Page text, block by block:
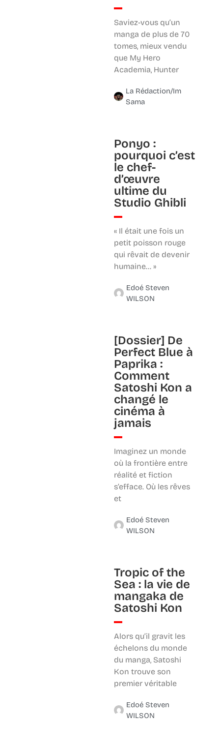
Saviez-vous qu’un
manga de plus de 70
tomes, mieux vendu
que My Hero
Academia, Hunter
La Rédaction/Im
Sama
Ponyo :
pourquoi c’est
le chef-
d’œuvre
ultime du
Studio Ghibli
« Il était une fois un
petit poisson rouge
qui rêvait de devenir
humaine… »
Edoé Steven
WILSON
[Dossier] De
Perfect Blue à
Paprika :
Comment
Satoshi Kon a
changé le
cinéma à
jamais
Imaginez un monde
où la frontière entre
réalité et fiction
s’efface. Où les rêves
et
Edoé Steven
WILSON
Tropic of the
Sea : la vie de
mangaka de
Satoshi Kon
Alors qu’il gravit les
échelons du monde
du manga, Satoshi
Kon trouve son
premier véritable
Edoé Steven
WILSON